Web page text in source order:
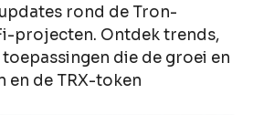
rond de Tron-
projecten. Ontdek trends,
die de groei en
en de TRX-token